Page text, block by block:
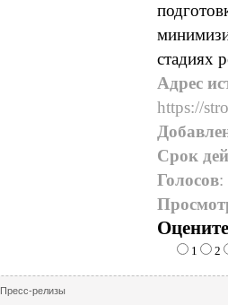
стадиях
Адрес
https://
Срок
Голосов:
1 2
Пресс-релизы